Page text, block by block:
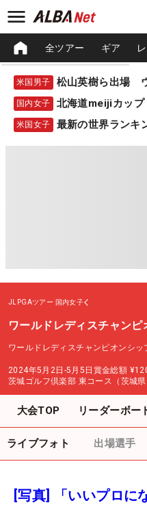
全ツアー ギア
米国男子
国内女子 北海道meijiカッ
米国女子 最新の世界ランキ
JLPGAツアー 国内女子
ワールドレディスチャン
ワールドレディスチャンピオンシ
2024年5月2日-5月5日 賞金総額
茨城ゴルフ倶楽部 東コース（茨城県
大会TOP リーダーボー
ライブフォト 出場選手
[写真] 「いいプロに